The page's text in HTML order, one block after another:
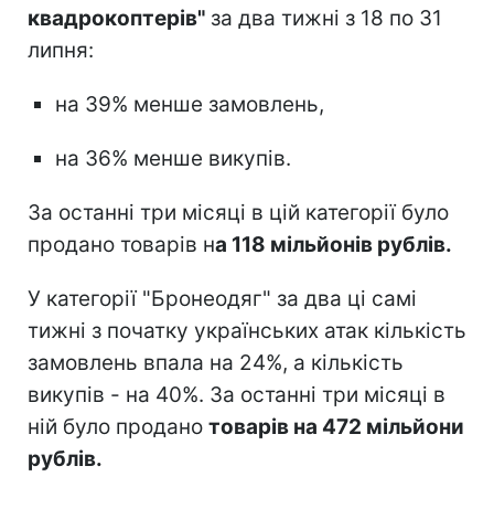
квадрокоптерів" за два тижні з 18 по 31
липня:
на 39% менше замовлень,
на 36% менше викупів.
За останні три місяці в цій категорії було
продано товарів на 118 мільйонів рублів.
У категорії "Бронеодяг" за два ці самі
тижні з початку українських атак кількість
замовлень впала на 24%, а кількість
викупів - на 40%. За останні три місяці в
ній було продано товарів на 472 мільйони
рублів.